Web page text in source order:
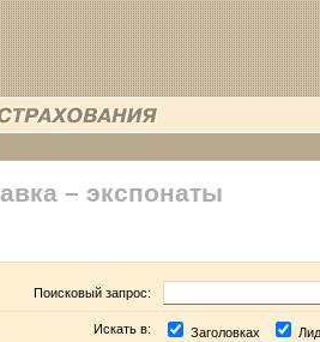
– экспонаты
Поисковый запрос:
Искать в: Заголовках